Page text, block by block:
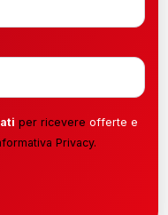
per ricevere offerte e
Privacy.